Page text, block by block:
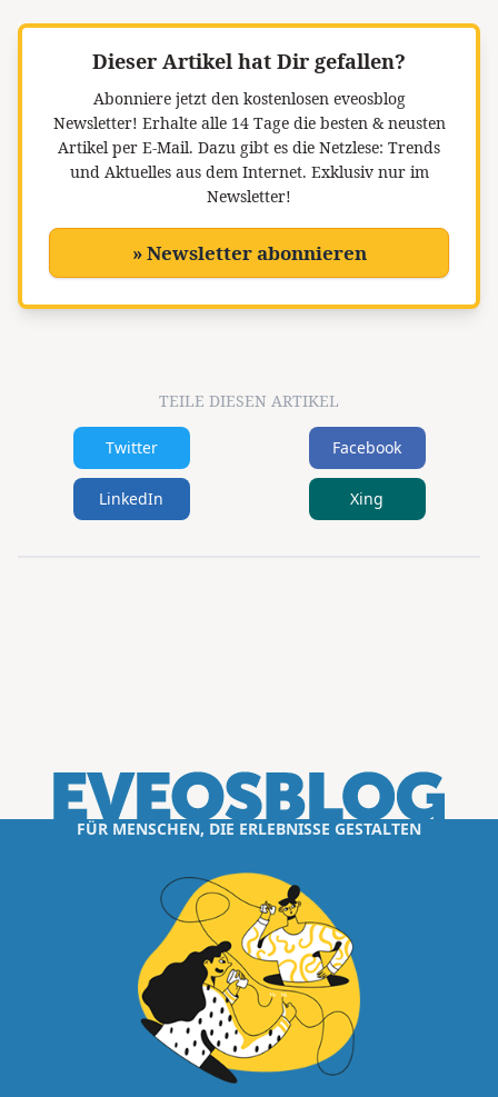
Dieser Artikel hat Dir gefallen?
Abonniere jetzt den kostenlosen eveosblog
Newsletter! Erhalte alle 14 Tage die besten & neusten
Artikel per E-Mail. Dazu gibt es die Netzlese: Trends
und Aktuelles aus dem Internet. Exklusiv nur im
Newsletter!
» Newsletter abonnieren
TEILE DIESEN ARTIKEL
Twitter Facebook
LinkedIn Xing
FÜR MENSCHEN, DIE ERLEBNISSE GESTALTEN